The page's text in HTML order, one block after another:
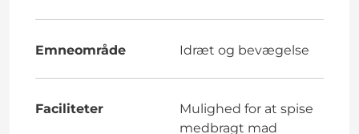
Emneområde Idræt og bevægelse
Faciliteter
Mulighed for at spise
medbragt mad